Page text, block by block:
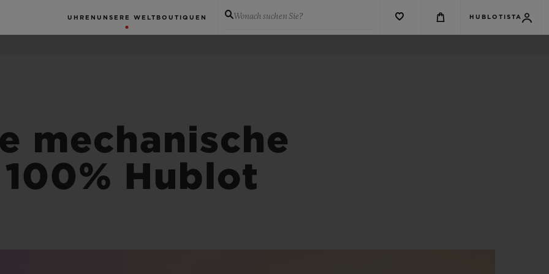
UHREN UNSERE WELT BOUTIQUEN Wonach suchen Sie? HUBLOTISTA
mechanische
Hublot